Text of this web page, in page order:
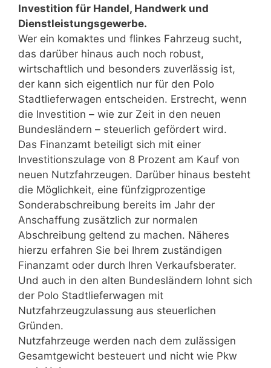
Investition für Handel, Handwerk und
Dienstleistungsgewerbe.
Wer ein komaktes und flinkes Fahrzeug sucht,
das darüber hinaus auch noch robust,
wirtschaftlich und besonders zuverlässig ist,
der kann sich eigentlich nur für den Polo
Stadtlieferwagen entscheiden. Erstrecht, wenn
die Investition – wie zur Zeit in den neuen
Bundesländern – steuerlich gefördert wird.
Das Finanzamt beteiligt sich mit einer
Investitionszulage von 8 Prozent am Kauf von
neuen Nutzfahrzeugen. Darüber hinaus besteht
die Möglichkeit, eine fünfzigprozentige
Sonderabschreibung bereits im Jahr der
Anschaffung zusätzlich zur normalen
Abschreibung geltend zu machen. Näheres
hierzu erfahren Sie bei Ihrem zuständigen
Finanzamt oder durch Ihren Verkaufsberater.
Und auch in den alten Bundesländern lohnt sich
der Polo Stadtlieferwagen mit
Nutzfahrzeugzulassung aus steuerlichen
Gründen.
Nutzfahrzeuge werden nach dem zulässigen
Gesamtgewicht besteuert und nicht wie Pkw